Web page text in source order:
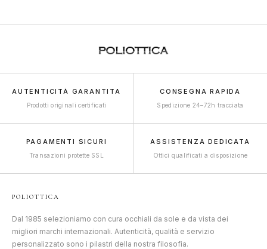
AUTENTICITÀ GARANTITA
Prodotti originali certificati
CONSEGNA RAPIDA
Spedizione 24–72h tracciata
PAGAMENTI SICURI
Transazioni protette SSL
ASSISTENZA DEDICATA
Ottici qualificati a disposizione
POLIOTTICA
Dal 1985 selezioniamo con cura occhiali da sole e da vista dei
migliori marchi internazionali. Autenticità, qualità e servizio
personalizzato sono i pilastri della nostra filosofia.